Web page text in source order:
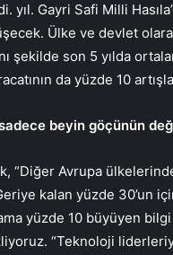
yıl. Gayri Safi Milli
Ülke ve devlet
şekilde son 5 yılda
da yüzde 10
beyin göçünün
“Diğer Avrupa
kalan yüzde 30’un
yüzde 10 büyüyen
“Teknoloji